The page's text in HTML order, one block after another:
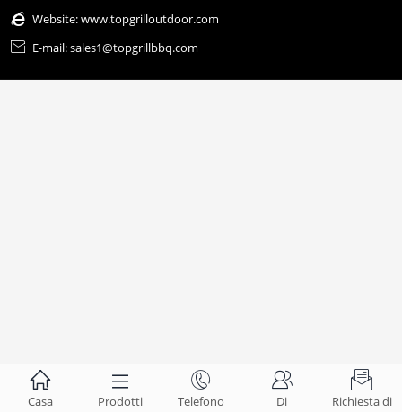
 Website:www.topgrilloutdoor.com
 E-mail: sales1@topgrillbbq.com

Casa

Prodotti

Telefono

Di

Richiesta di